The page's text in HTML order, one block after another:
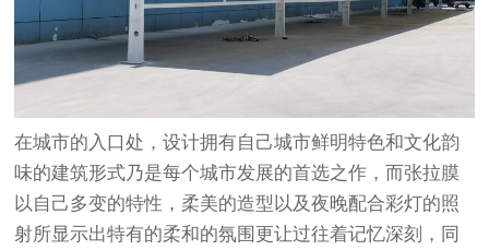
在城市的入口处，设计拥有自己城市鲜明特色和文化韵
味的建筑形式乃是每个城市发展的首选之作，而张拉膜
以自己多变的特性，柔美的造型以及夜晚配合彩灯的照
射所显示出特有的柔和的氛围更让过往着记忆深刻，同